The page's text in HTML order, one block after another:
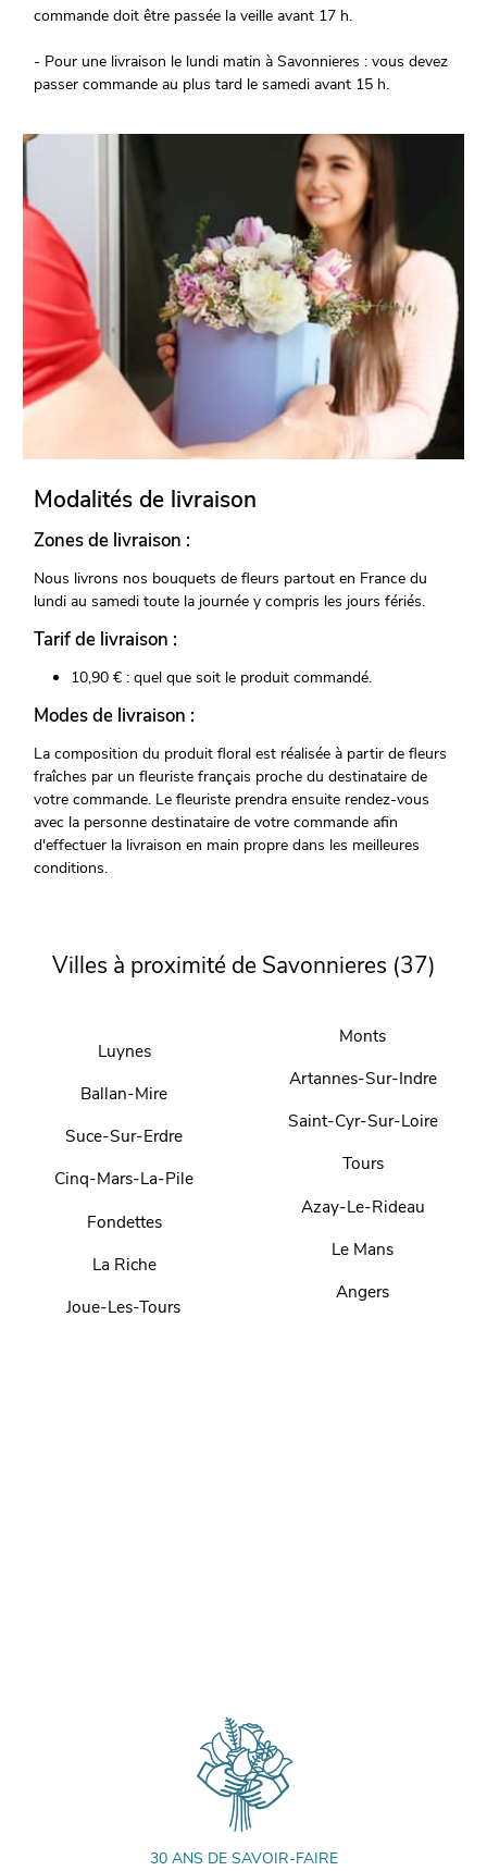
commande doit être passée la veille avant 17 h.
- Pour une livraison le lundi matin à Savonnieres : vous devez
passer commande au plus tard le samedi avant 15 h.
Modalités de livraison
Zones de livraison :
Nous livrons nos bouquets de fleurs partout en France du
lundi au samedi toute la journée y compris les jours fériés.
Tarif de livraison :
10,90 € : quel que soit le produit commandé.
Modes de livraison :
La composition du produit floral est réalisée à partir de fleurs
fraîches par un fleuriste français proche du destinataire de
votre commande. Le fleuriste prendra ensuite rendez-vous
avec la personne destinataire de votre commande afin
d'effectuer la livraison en main propre dans les meilleures
conditions.
Villes à proximité de Savonnieres (37)
Luynes
Ballan-Mire
Suce-Sur-Erdre
Cinq-Mars-La-Pile
Fondettes
La Riche
Joue-Les-Tours
Monts
Artannes-Sur-Indre
Saint-Cyr-Sur-Loire
Tours
Azay-Le-Rideau
Le Mans
Angers
30 ANS DE SAVOIR-FAIRE